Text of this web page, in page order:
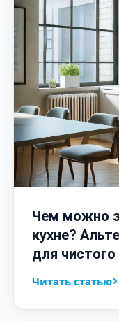
Чем можно
кухне?
для
Читать статью